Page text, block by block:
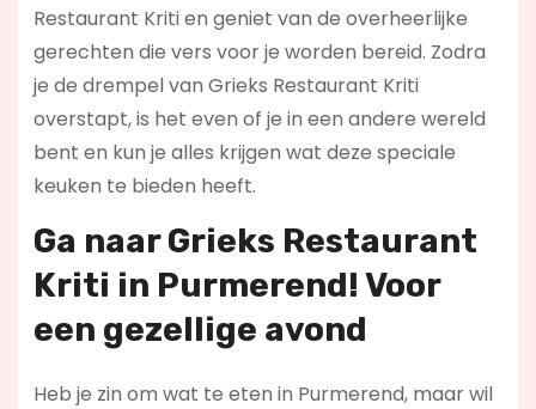
Restaurant Kriti en geniet van de overheerlijke
gerechten die vers voor je worden bereid. Zodra
je de drempel van Grieks Restaurant Kriti
overstapt, is het even of je in een andere wereld
bent en kun je alles krijgen wat deze speciale
keuken te bieden heeft.
Ga naar Grieks Restaurant
Kriti in Purmerend! Voor
een gezellige avond
Heb je zin om wat te eten in Purmerend, maar wil